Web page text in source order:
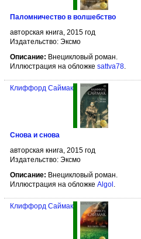
Паломничество в волшебство
авторская книга, 2015 год
Издательство: Эксмо
Описание: Внецикловый роман.
Иллюстрация на обложке sattva78.
Клиффорд Саймак
Снова и снова
авторская книга, 2015 год
Издательство: Эксмо
Описание: Внецикловый роман.
Иллюстрация на обложке Algol .
Клиффорд Саймак